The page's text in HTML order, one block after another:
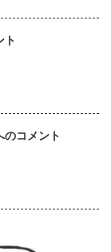
ト
のコメント